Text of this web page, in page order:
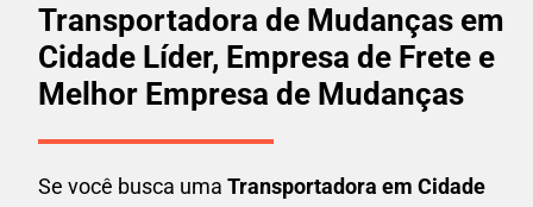
Transportadora de Mudanças em
Cidade Líder, Empresa de Frete e
Melhor Empresa de Mudanças
Se você busca uma Transportadora em Cidade